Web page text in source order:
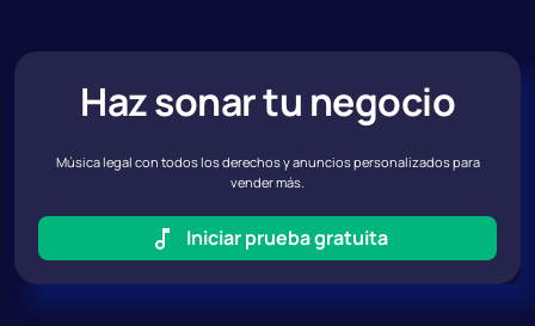
Haz sonar tu negocio
Música legal con todos los derechos y anuncios personalizados para
vender más.
Iniciar prueba gratuita